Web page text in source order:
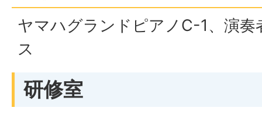
ヤマハグランドピアノC-1、演奏
ス
研修室